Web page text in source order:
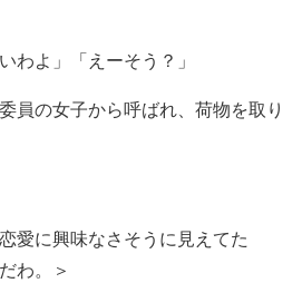
わよ」「えーそう？」
員の女子から呼ばれ、荷物を取り
愛に興味なさそうに見えてた
わ。＞